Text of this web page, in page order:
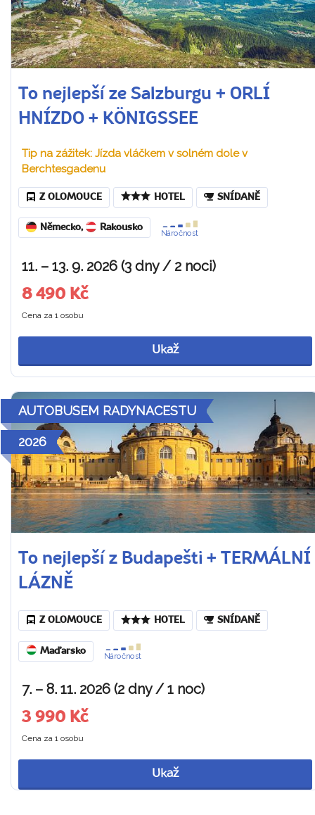
To nejlepší ze Salzburgu + ORLÍ
HNÍZDO + KÖNIGSSEE
Tip na zážitek: Jízda vláčkem v solném dole v
Berchtesgadenu
Z OLOMOUCE HOTEL SNÍDANĚ
Německo, Rakousko
Náročnost
11. – 13. 9. 2026 (3 dny / 2 noci)
8 490 Kč
Cena za 1 osobu
Ukaž
AUTOBUSEM RADYNACESTU
2026
To nejlepší z Budapešti + TERMÁLNÍ
LÁZNĚ
Z OLOMOUCE HOTEL SNÍDANĚ
Maďarsko
Náročnost
7. – 8. 11. 2026 (2 dny / 1 noc)
3 990 Kč
Cena za 1 osobu
Ukaž